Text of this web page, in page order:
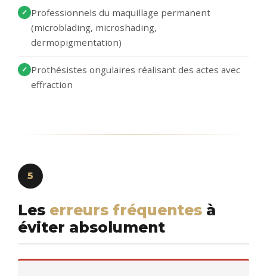
Professionnels du maquillage permanent
(microblading, microshading,
dermopigmentation)
Prothésistes ongulaires réalisant des actes avec
effraction
5
Les erreurs fréquentes à
éviter absolument